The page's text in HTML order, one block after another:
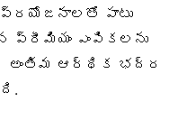
పాటు
ప్రీమియం ఎంపికలను
అంతిమ ఆర్థిక భద్ర